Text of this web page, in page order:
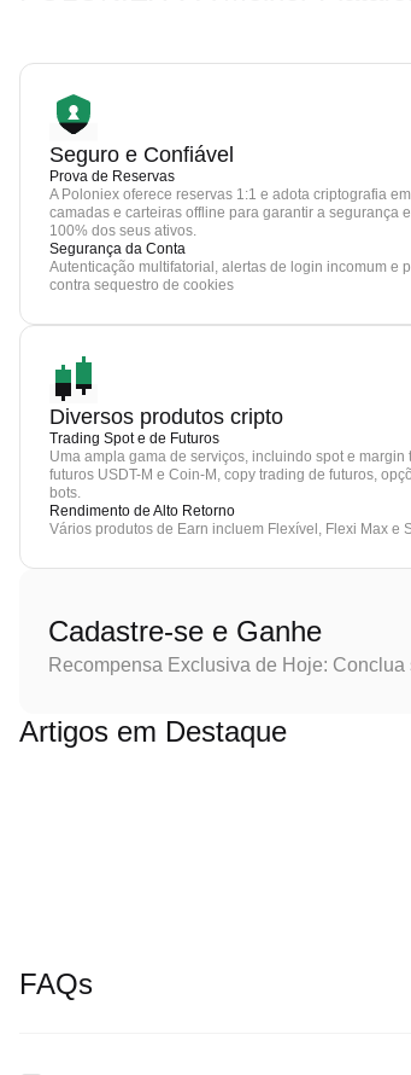
Seguro e Confiável
Prova de Reservas
A Poloniex oferece reservas 1:1 e adota criptografia
camadas e carteiras offline para garantir a segurança
100% dos seus ativos.
Segurança da Conta
Autenticação multifatorial, alertas de login incomum e
contra sequestro de cookies
Diversos produtos cripto
Trading Spot e de Futuros
Uma ampla gama de serviços, incluindo spot e margin
futuros USDT-M e Coin-M, copy trading de futuros,
bots.
Rendimento de Alto Retorno
Vários produtos de Earn incluem Flexível, Flexi Max e
Cadastre-se e Ganhe
Recompensa Exclusiva de Hoje:
Artigos em Destaque
FAQs